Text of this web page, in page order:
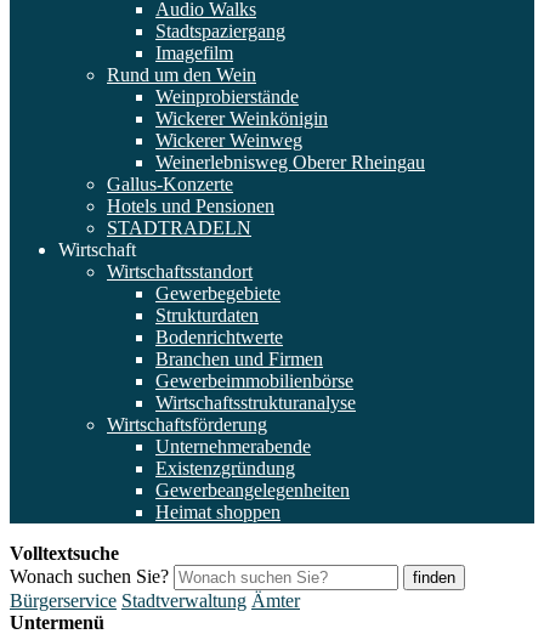
Audio Walks
Stadtspaziergang
Imagefilm
Rund um den Wein
Weinprobierstände
Wickerer Weinkönigin
Wickerer Weinweg
Weinerlebnisweg Oberer Rheingau
Gallus-Konzerte
Hotels und Pensionen
STADTRADELN
Wirtschaft
Wirtschaftsstandort
Gewerbegebiete
Strukturdaten
Bodenrichtwerte
Branchen und Firmen
Gewerbeimmobilienbörse
Wirtschaftsstrukturanalyse
Wirtschaftsförderung
Unternehmerabende
Existenzgründung
Gewerbeangelegenheiten
Heimat shoppen
Volltextsuche
Wonach suchen Sie?
finden
Bürgerservice Stadtverwaltung Ämter
Untermenü